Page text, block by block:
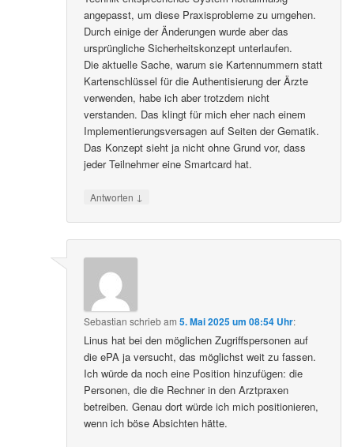
angepasst, um diese Praxisprobleme zu umgehen.
Durch einige der Änderungen wurde aber das
ursprüngliche Sicherheitskonzept unterlaufen.
Die aktuelle Sache, warum sie Kartennummern statt
Kartenschlüssel für die Authentisierung der Ärzte
verwenden, habe ich aber trotzdem nicht
verstanden. Das klingt für mich eher nach einem
Implementierungsversagen auf Seiten der Gematik.
Das Konzept sieht ja nicht ohne Grund vor, dass
jeder Teilnehmer eine Smartcard hat.
Antworten ↓
Sebastian schriebam5. Mai 2025 um 08:54 Uhr:
Linus hat bei den möglichen Zugriffspersonen auf
die ePA ja versucht, das möglichst weit zu fassen.
Ich würde da noch eine Position hinzufügen: die
Personen, die die Rechner in den Arztpraxen
betreiben. Genau dort würde ich mich positionieren,
wenn ich böse Absichten hätte.